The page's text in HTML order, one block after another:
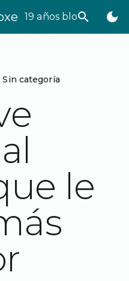
19 años bloggeando
search dark_mode
Sin categoría
le